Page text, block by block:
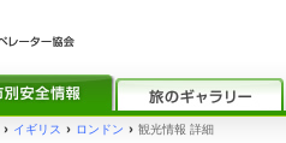
› イギリス › ロンドン › 観光情報 詳細